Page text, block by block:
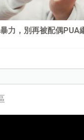
力，別再被配偶PUA